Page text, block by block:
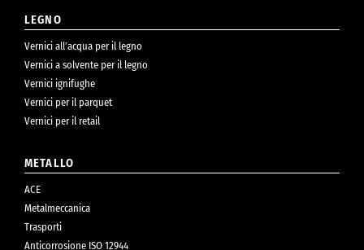
LEGNO
Vernici all’acqua per il legno
Vernici a solvente per il legno
Vernici ignifughe
Vernici per il parquet
Vernici per il retail
METALLO
ACE
Metalmeccanica
Trasporti
Anticorrosione ISO 12944